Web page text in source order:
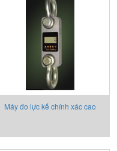
Máy đo lực kế chính xác cao
precision dynamometer D170E